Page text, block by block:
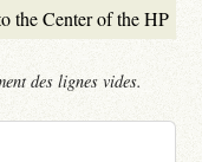
des lignes vides.